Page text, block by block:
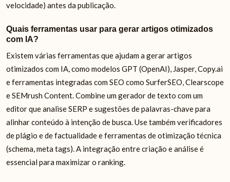
velocidade) antes da publicação.
Quais ferramentas usar para gerar artigos otimizados
com IA?
Existem várias ferramentas que ajudam a gerar artigos
otimizados com IA, como modelos GPT (OpenAI), Jasper, Copy.ai
e ferramentas integradas com SEO como SurferSEO, Clearscope
e SEMrush Content. Combine um gerador de texto com um
editor que analise SERP e sugestões de palavras-chave para
alinhar conteúdo à intenção de busca. Use também verificadores
de plágio e de factualidade e ferramentas de otimização técnica
(schema, meta tags). A integração entre criação e análise é
essencial para maximizar o ranking.